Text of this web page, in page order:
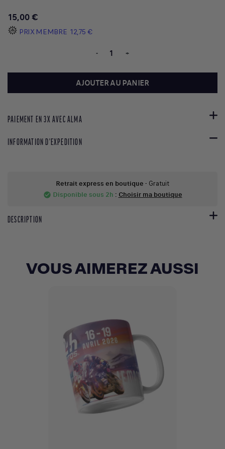
15,00 €
PRIX MEMBRE 12,75 €
- +
AJOUTER AU PANIER
PAIEMENT EN 3X AVEC ALMA
INFORMATION D'EXPEDITION
Retrait express en boutique - Gratuit
check_circle Disponible sous 2h : Choisir ma boutique
DESCRIPTION
VOUS AIMEREZ AUSSI